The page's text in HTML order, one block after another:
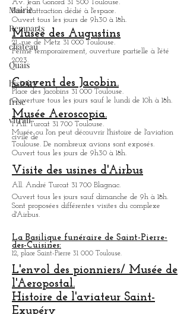
Mairie
Remparts
château
Quais
histoire
frise
vitrail
réussi et apaisé a été réalisé autour d
Cité de l'espace.
Av. Jean Gonord 31 500 Toulouse.
Parc d'attraction dédié à l'espace.
Ouvert tous les jours de 9h30 à 18h.
Musée des Augustins
21, rue de Metz 31 000 Toulouse.
Fermé temporairement, ouverture partielle à l'été
2023.
Couvent des Jacobin.
Place des Jacobins 31 000 Toulouse.
Ouverture tous les jours sauf le lundi de 10h à 18h.
Musée Aeroscopia.
1 All. Turcat 31 700 Toulouse.
Musée oul'on peut découvrir l'histoire de l'aviation
Toulouse. De nombreux avions sont exposés.
Ouvert tous les jours de 9h30 à 18h.
Visite des usines d'Airbus
All. André Turcat 31 700 Blagnac.
d'Airbus.
La Basilique funéraire de Saint-Pierre-
des-Cuisines:
12, place Saint-Pierre 31 000 Toulouse.
L'envol des pionniers/ Musée de
l'Aeropostal.